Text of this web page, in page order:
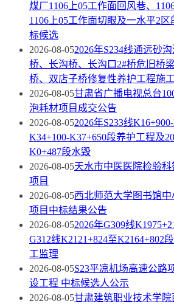
煤厂1106上05工作面回风巷、
1106上05工作面切眼及一水平2
标候选
2026-08-052026年S234线通远砂
桥、长沟桥、长沟口2#桥危旧桥
桥、双店子桥修复性养护工程施
2026-08-05甘肃省广播电视总台
泡耗材项目成交公告
2026-08-052026年S233线
K34+100-K37+650段养护工程及
K0+487段水毁
2026-08-05天水市中医医院检验
项目
2026-08-05西北师范大学图书馆
项目中标结果公告
2026-08-052026年G309线
G312线K2121+824至K2164+802
工监理
2026-08-05S23平凉机场高速公路
设工程 中标候选人公示
2026-08-05甘肃建筑职业技术学